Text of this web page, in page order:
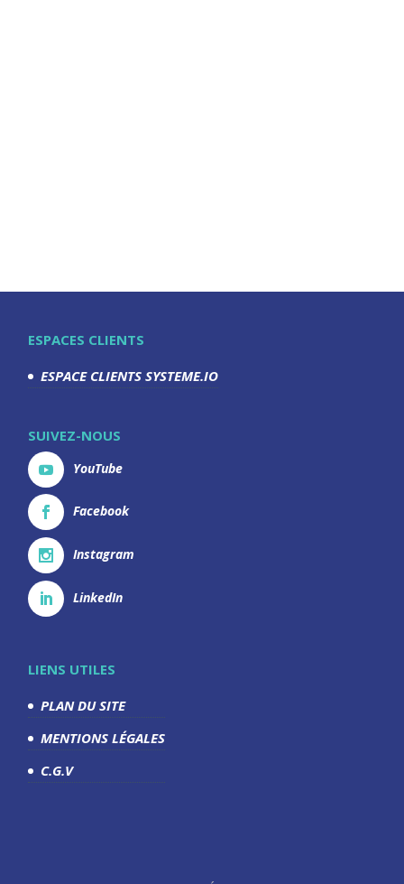
ESPACES CLIENTS
ESPACE CLIENTS SYSTEME.IO
SUIVEZ-NOUS
YouTube
Facebook
Instagram
LinkedIn
LIENS UTILES
PLAN DU SITE
MENTIONS LÉGALES
C.G.V